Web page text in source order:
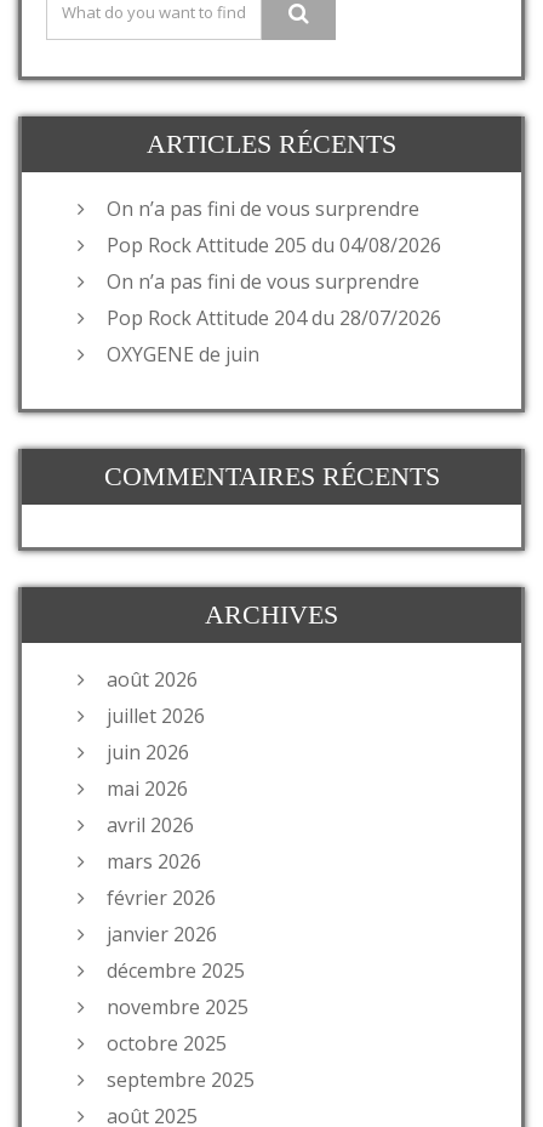
ARTICLES RÉCENTS
On n’a pas fini de vous surprendre
Pop Rock Attitude 205 du 04/08/2026
On n’a pas fini de vous surprendre
Pop Rock Attitude 204 du 28/07/2026
OXYGENE de juin
COMMENTAIRES RÉCENTS
ARCHIVES
août 2026
juillet 2026
juin 2026
mai 2026
avril 2026
mars 2026
février 2026
janvier 2026
décembre 2025
novembre 2025
octobre 2025
septembre 2025
août 2025